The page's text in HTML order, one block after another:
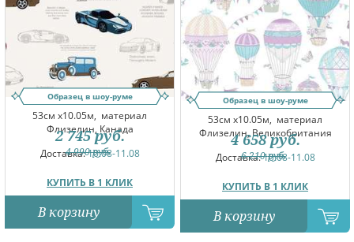
Образец в шоу-руме
53см x10.05м, материал
Флизелин, Канада
Доставка:10.08-11.08
КУПИТЬ В 1 КЛИК
4 990руб.
2 745 руб.
В корзину
Образец в шоу-руме
53см x10.05м, материал
Флизелин, Великобритания
Доставка:10.08-11.08
КУПИТЬ В 1 КЛИК
6 210руб.
4 658 руб.
В корзину